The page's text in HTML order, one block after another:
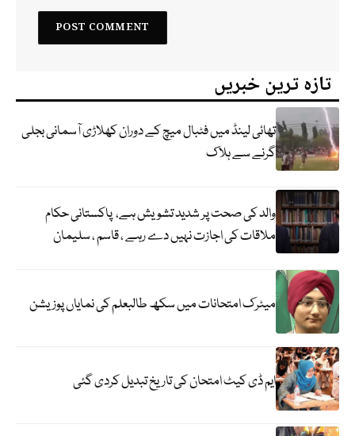
تازہ ترین خبریں
تھائی لینڈ میں فٹبال میچ کے دوران کھلاڑی آسمانی بجلی
گرنے سے ہلاک
والد کی صحت پر شدید تشویش ہے، پاکستانی حکام
ملاقات کی اجازت نہیں دے رہے ، قاسم ، سلیمان
میٹرک امتحانات میں سکھ طالبعلم کی نمایاں پوزیشن
ایم ڈی کیٹ امتحان کی تاریخ تبدیل کردی گئی